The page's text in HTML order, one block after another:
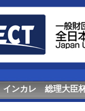
インカレ 総理大臣